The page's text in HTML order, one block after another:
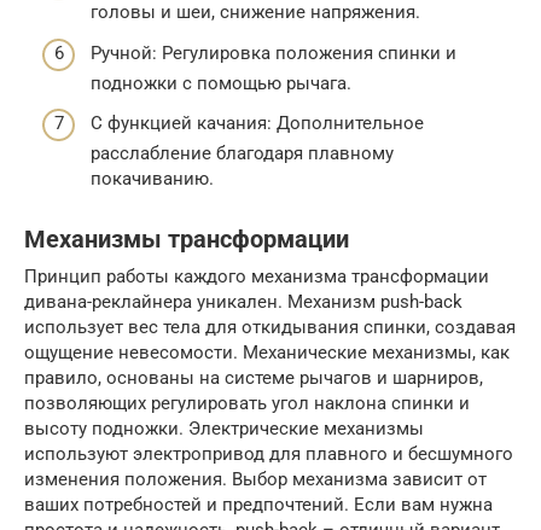
головы и шеи, снижение напряжения.
Ручной: Регулировка положения спинки и
подножки с помощью рычага.
С функцией качания: Дополнительное
расслабление благодаря плавному
покачиванию.
Механизмы трансформации
Принцип работы каждого механизма трансформации
дивана-реклайнера уникален. Механизм push-back
использует вес тела для откидывания спинки, создавая
ощущение невесомости. Механические механизмы, как
правило, основаны на системе рычагов и шарниров,
позволяющих регулировать угол наклона спинки и
высоту подножки. Электрические механизмы
используют электропривод для плавного и бесшумного
изменения положения. Выбор механизма зависит от
ваших потребностей и предпочтений. Если вам нужна